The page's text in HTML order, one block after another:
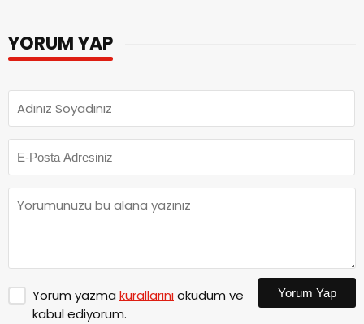
YORUM YAP
Yorum yazma kurallarınıokudum ve
kabul ediyorum.
Yorum Yap